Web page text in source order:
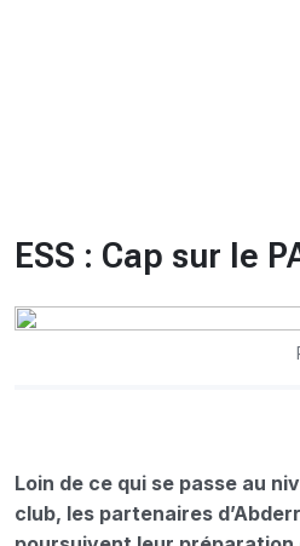
ESS : Cap sur le
Loin de ce qui se passe au
club, les partenaires